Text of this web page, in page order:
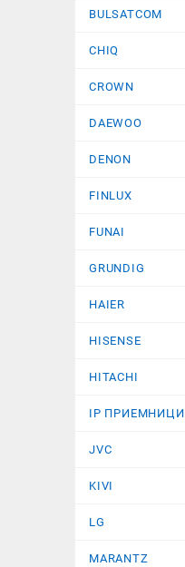
BULSATCOM
CHIQ
CROWN
DAEWOO
DENON
FINLUX
FUNAI
GRUNDIG
HAIER
HISENSE
HITACHI
IP ПРИЕМНИЦИ
JVC
KIVI
LG
MARANTZ